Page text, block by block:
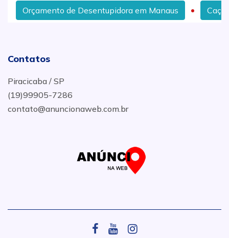
Orçamento de Desentupidora em Manaus Caça
Contatos
Piracicaba / SP
(19)99905-7286
contato@anuncionaweb.com.br